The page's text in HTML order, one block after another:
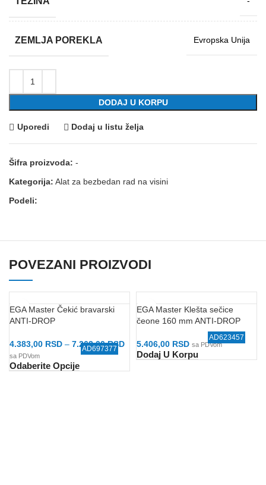
ZEMLJA POREKLA Evropska Unija
DODAJ U KORPU
Uporedi Dodaj u listu želja
Šifra proizvoda: -
Kategorija: Alat za bezbedan rad na visini
Podeli:
POVEZANI PROIZVODI
EGA Master Čekić bravarski
ANTI-DROP
4.383,00 RSD – 7.262,00RSD
sa PDVom
Odaberite Opcije
AD697377
EGA Master Klešta sečice
čeone 160 mm ANTI-DROP
5.406,00 RSD sa PDVom
Dodaj U Korpu
AD623457